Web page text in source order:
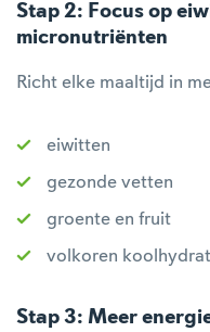
Stap 2: Focus op
micronutriënten
Richt elke maaltijd in
eiwitten
gezonde vetten
groente en fruit
volkoren
Stap 3: Meer